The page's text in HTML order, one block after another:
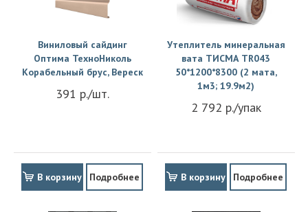
Виниловый сайдинг
Оптима ТехноНиколь
Корабельный брус, Вереск
391 р./шт.
В корзину Подробнее
Утеплитель минеральная
вата ТИСМА TR043
50*1200*8300 (2 мата,
1м3; 19.9м2)
2 792 р./упак
В корзину Подробнее